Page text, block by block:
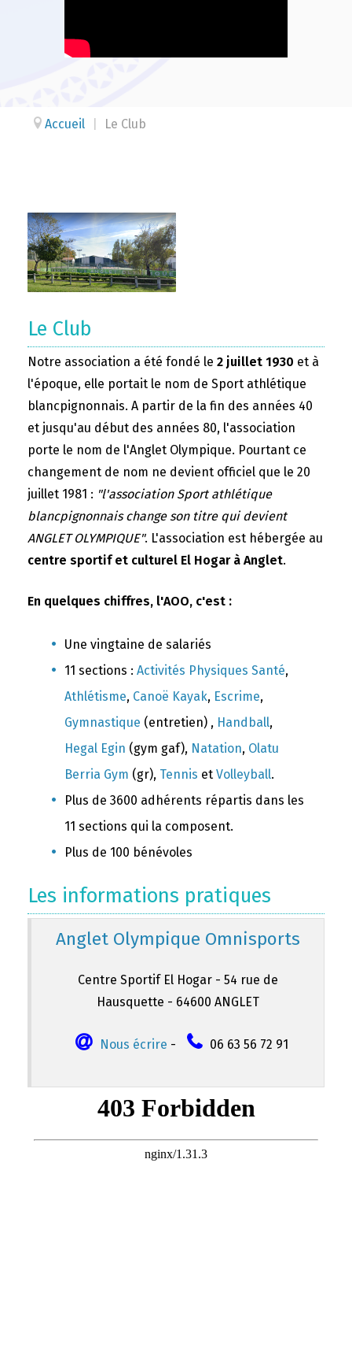
Accueil Le Club
Le Club
Notre association a été fondé le 2 juillet 1930 et à
l'époque, elle portait le nom de Sport athlétique
blancpignonnais. A partir de la fin des années 40
et jusqu'au début des années 80, l'association
porte le nom de l'Anglet Olympique. Pourtant ce
changement de nom ne devient officiel que le 20
juillet 1981 : "l'association Sport athlétique
blancpignonnais change son titre qui devient
ANGLET OLYMPIQUE". L'association est hébergée au
centre sportif et culturel El Hogar à Anglet.
En quelques chiffres, l'AOO, c'est :
Une vingtaine de salariés
11 sections : Activités Physiques Santé,
Athlétisme, Canoë Kayak, Escrime,
Gymnastique (entretien) , Handball,
Hegal Egin (gym gaf), Natation, Olatu
Berria Gym (gr), Tennis et Volleyball.
Plus de 3600 adhérents répartis dans les
11 sections qui la composent.
Plus de 100 bénévoles
Les informations pratiques
Anglet Olympique Omnisports
Centre Sportif El Hogar - 54 rue de
Hausquette - 64600 ANGLET
Nous écrire - 06 63 56 72 91